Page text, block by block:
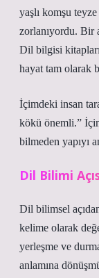
yaşlı komşu
zorlanıyordu. Bir
Dil bilgisi
hayat tam olarak
İçimdeki insan
kökü önemli.”
bilmeden yapıyı
Dil Bilimi
Dil bilimsel
kelime olarak
yerleşme ve
anlamına